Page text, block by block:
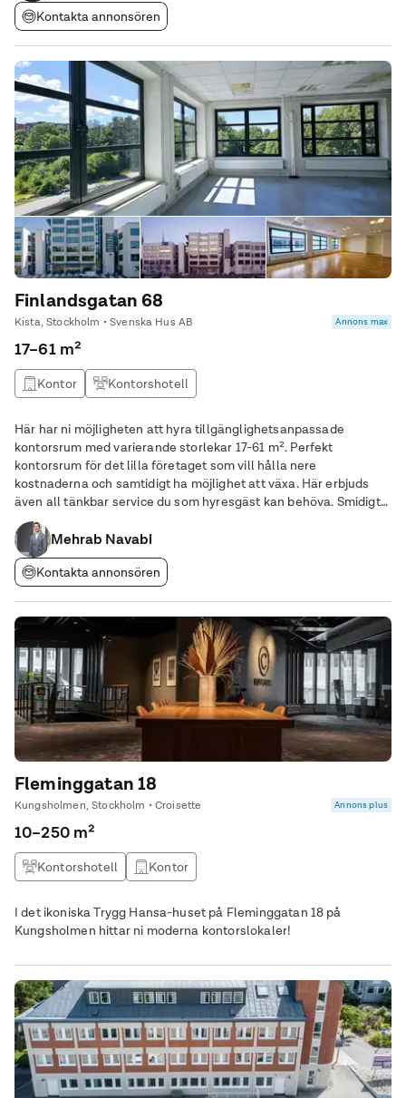
Kontakta annonsören
Finlandsgatan 68
Kista, Stockholm • Svenska Hus AB Annons max
17–61 m²
Kontor Kontorshotell
Här har ni möjligheten att hyra tillgänglighetsanpassade
kontorsrum med varierande storlekar 17-61 m². Perfekt
kontorsrum för det lilla företaget som vill hålla nere
kostnaderna och samtidigt ha möjlighet att växa. Här erbjuds
även all tänkbar service du som hyresgäst kan behöva. Smidigt
och effektivt, så du kan lägga fokus på arbetet istället! I
Mehrab Navabi
Kontakta annonsören
Fleminggatan 18
Kungsholmen, Stockholm • Croisette Annons plus
10–250 m²
Kontorshotell Kontor
I det ikoniska Trygg Hansa-huset på Fleminggatan 18 på
Kungsholmen hittar ni moderna kontorslokaler!